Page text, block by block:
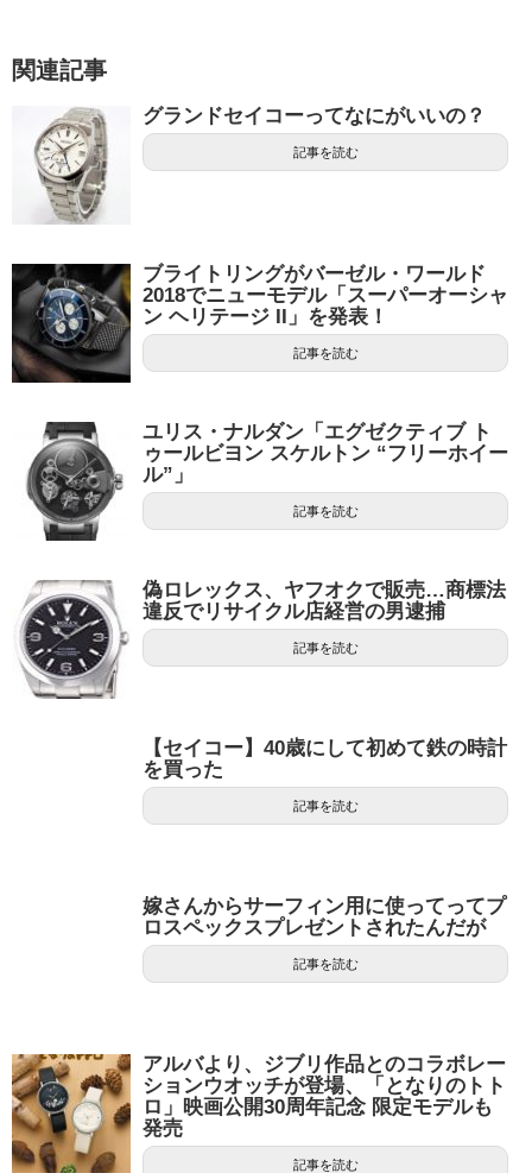
関連記事
グランドセイコーってなにがいいの？
記事を読む
ブライトリングがバーゼル・ワールド
2018でニューモデル「スーパーオーシャ
ン ヘリテージ II」を発表！
記事を読む
ユリス・ナルダン「エグゼクティブ ト
ゥールビヨン スケルトン “フリーホイー
ル”」
記事を読む
偽ロレックス、ヤフオクで販売…商標法
違反でリサイクル店経営の男逮捕
記事を読む
【セイコー】40歳にして初めて鉄の時計
を買った
記事を読む
嫁さんからサーフィン用に使ってってプ
ロスペックスプレゼントされたんだが
記事を読む
アルバより、ジブリ作品とのコラボレー
ションウオッチが登場、「となりのトト
ロ」映画公開30周年記念 限定モデルも
発売
記事を読む